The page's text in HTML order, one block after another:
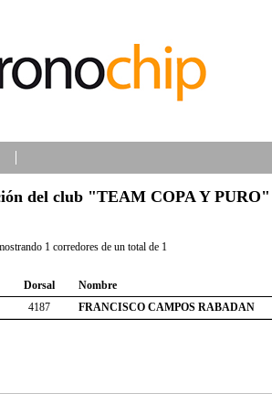
del club "TEAM COPA Y PURO"
1 corredores de un total de 1
Dorsal
Nombre
4187
FRANCISCO CAMPOS RABADAN